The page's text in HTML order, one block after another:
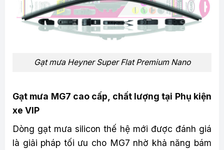
Gạt mưa Heyner Super Flat Premium Nano
Gạt mưa MG7 cao cấp, chất lượng tại Phụ kiện
xe VIP
Dòng gạt mưa silicon thế hệ mới được đánh giá
là giải pháp tối ưu cho MG7 nhờ khả năng bám